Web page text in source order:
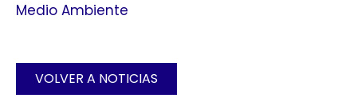
Medio Ambiente
VOLVER A NOTICIAS